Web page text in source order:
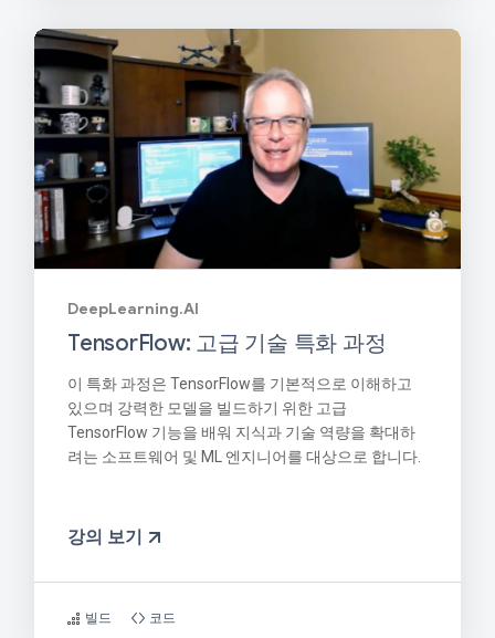
DeepLearning.AI
TensorFlow: 고급 기술 특화 과정
이 특화 과정은 TensorFlow를 기본적으로 이해하고
있으며 강력한 모델을 빌드하기 위한 고급
TensorFlow 기능을 배워 지식과 기술 역량을 확대하
려는 소프트웨어 및 ML 엔지니어를 대상으로 합니다.
강의 보기
빌드 코드